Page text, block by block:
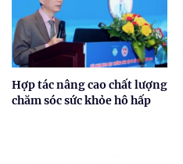
Hợp tác nâng cao chất lượng
chăm sóc sức khỏe hô hấp